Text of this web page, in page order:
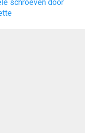
schroeven door